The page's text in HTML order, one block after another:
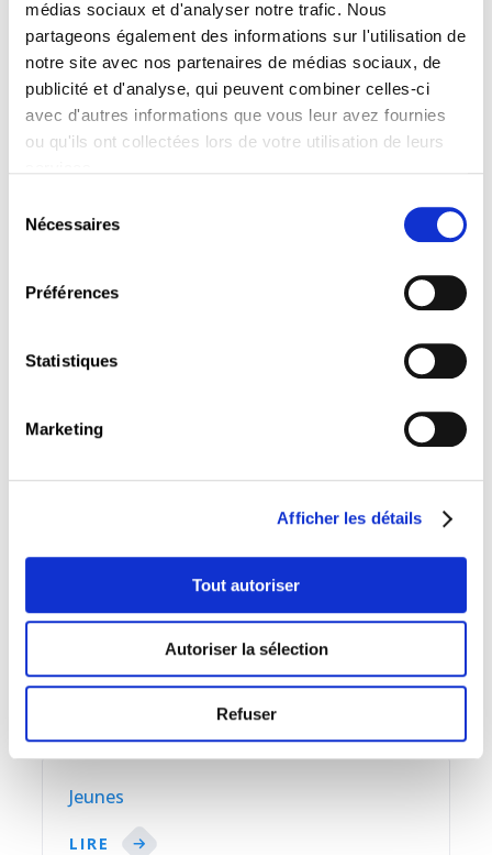
médias sociaux et d'analyser notre trafic. Nous
partageons également des informations sur l'utilisation de
notre site avec nos partenaires de médias sociaux, de
publicité et d'analyse, qui peuvent combiner celles-ci
avec d'autres informations que vous leur avez fournies
ou qu'ils ont collectées lors de votre utilisation de leurs
Nécessaires
Préférences
Statistiques
Marketing
Afficher les détails
Tout autoriser
Autoriser la sélection
Refuser
LIRE
Flexibilité
Jeunes
LIRE